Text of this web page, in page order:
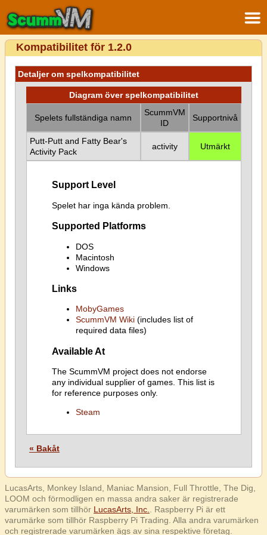
Kompatibilitet för 1.2.0
Detaljer om spelkompatibilitet
Diagram över spelkompatibilitet
Spelets fullständiga namn
ScummVM
ID
Supportnivå
Putt-Putt and Fatty Bear's
Activity Pack
activity Utmärkt
Support Level
Spelet har inga kända problem.
Supported Platforms
DOS
Macintosh
Windows
Links
MobyGames
ScummVM Wiki(includes list of
required data files)
Available At
The ScummVM project does not endorse
any individual supplier of games. This list is
for reference purposes only.
Steam
« Bakåt
LucasArts, Monkey Island, Maniac Mansion, Full Throttle, The Dig,
LOOM och förmodligen en massa andra saker är registrerade
varumärken som tillhör LucasArts, Inc.
. Raspberry Pi är ett
varumärke som tillhör Raspberry Pi Trading. Alla andra varumärken
och registrerade varumärken ägs av sina respektive företag.